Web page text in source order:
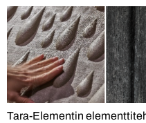
Tara-Elementin